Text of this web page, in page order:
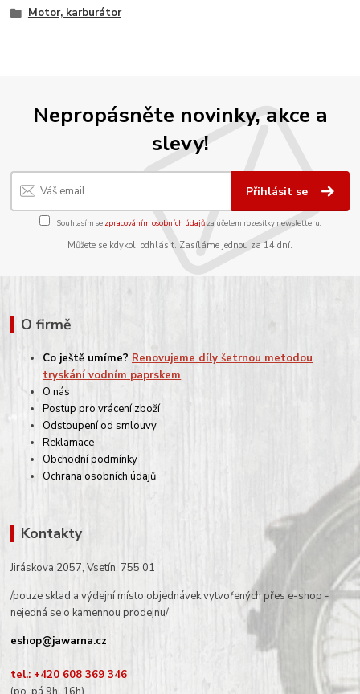
Motor, karburátor
Nepropásněte novinky, akce a
slevy!
Přihlásit se
Souhlasím se zpracováním osobních údajůza účelem rozesílky newsletteru.
Můžete se kdykoli odhlásit. Zasíláme jednou za 14 dní.
O firmě
Co ještě umíme? Renovujeme díly šetrnou metodou
tryskání vodním paprskem
O nás
Postup pro vrácení zboží
Odstoupení od smlouvy
Reklamace
Obchodní podmínky
Ochrana osobních údajů
Kontakty
Jiráskova 2057, Vsetín, 755 01
/pouze sklad a výdejní místo objednávek vytvořených přes e-shop -
nejedná se o kamennou prodejnu/
eshop@jawarna.cz
tel.: +420 608 369 346